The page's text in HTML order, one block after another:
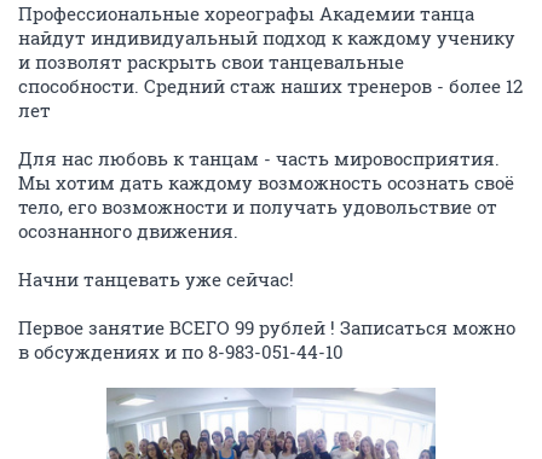
Профессиональные хореографы Академии танца
найдут индивидуальный подход к каждому ученику
и позволят раскрыть свои танцевальные
способности. Средний стаж наших тренеров - более 12
лет
Для нас любовь к танцам - часть мировосприятия.
Мы хотим дать каждому возможность осознать своё
тело, его возможности и получать удовольствие от
осознанного движения.
Начни танцевать уже сейчас!
Первое занятие ВСЕГО 99 рублей ! Записаться можно
в обсуждениях и по 8-983-051-44-10